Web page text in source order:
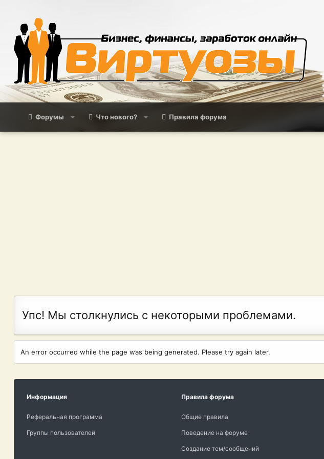
Форумы Что нового? Правила форума
Упс! Мы столкнулись с некоторыми проблемами.
An error occurred while the page was being generated. Please try again later.
Информация
Реферальная программа
Группы пользователей
Правила форума
Общие правила
Поведение на форуме
Создание тем/сообщений